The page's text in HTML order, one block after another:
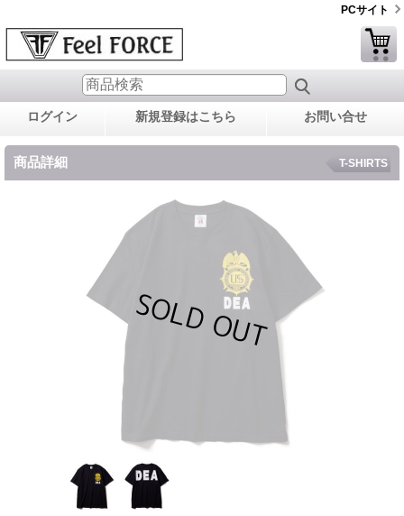
PCサイト
ログイン 新規登録はこちら お問い合せ
商品詳細 T-SHIRTS